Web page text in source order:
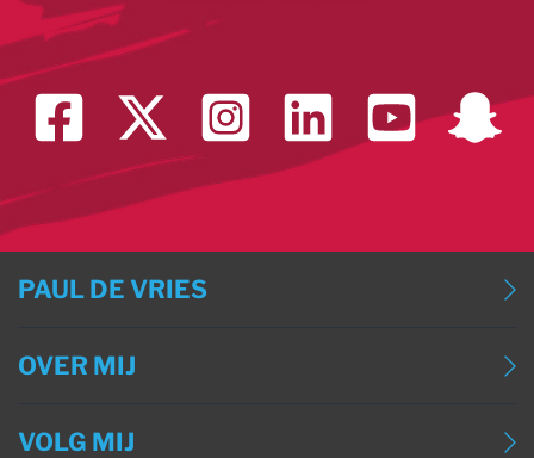
PAUL DE VRIES
BLOG (DEUTSCH)
OVER MIJ
VOLG MIJ